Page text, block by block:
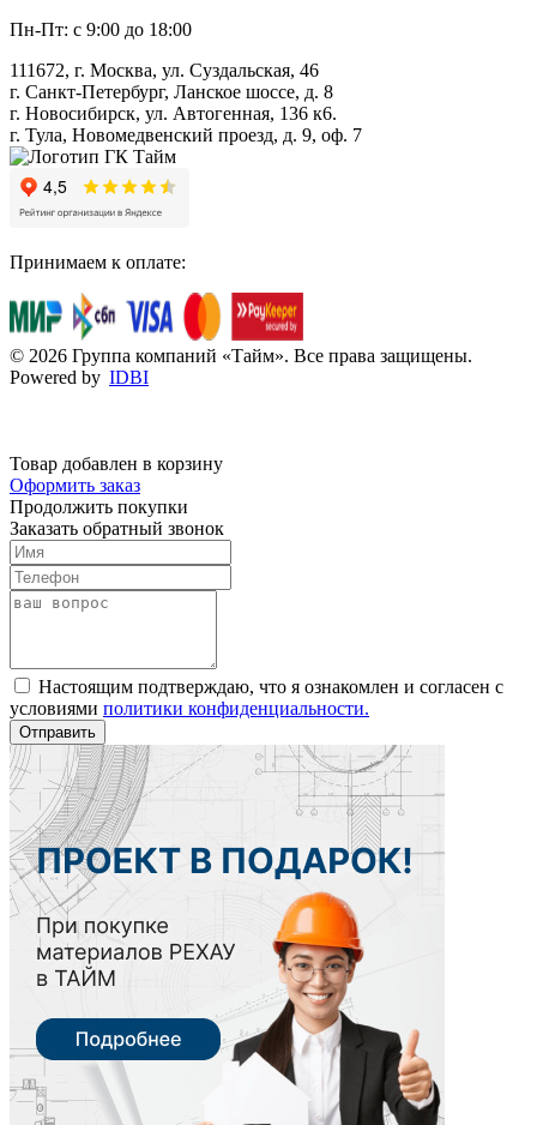
Пн-Пт: с 9:00 до 18:00
111672, г. Москва, ул. Суздальская, 46
г. Санкт-Петербург, Ланское шоссе, д. 8
г. Новосибирск, ул. Автогенная, 136 к6.
г. Тула, Новомедвенский проезд, д. 9, оф. 7
Принимаем к оплате:
© 2026 Группа компаний «Тайм». Все права защищены.
Powered by IDBI
Товар добавлен в корзину
Оформить заказ
Продолжить покупки
Заказать обратный звонок
Настоящим подтверждаю, что я ознакомлен и согласен с
условиями политики конфиденциальности.
Отправить